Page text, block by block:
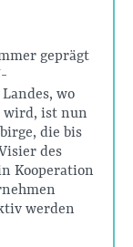
geprägt
wo
wird, ist nun
die bis
des
Kooperation
werden